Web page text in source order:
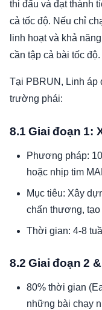
thi đấu và đạt thành
cả tốc độ. Nếu chỉ
linh hoạt và khả
cần tập cả bài tốc độ.
Tại PBRUN, Linh áp
trường phái:
8.1 Giai đoạn 1:
Phương pháp:
hoặc nhịp tim
Mục tiêu: Xây
chấn thương, tạo
Thời gian: 4-8
8.2 Giai đoạn 2
80% thời gian
những bài chạy